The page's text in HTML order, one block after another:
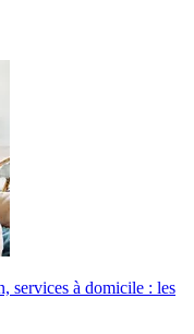
services à domicile : les